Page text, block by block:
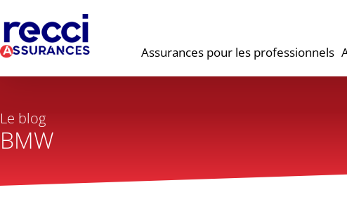
Assurances pour les professionnels
Le blog
BMW